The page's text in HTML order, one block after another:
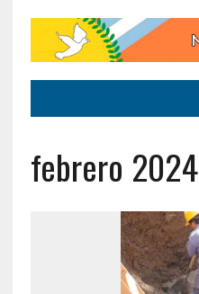
febrero 2024